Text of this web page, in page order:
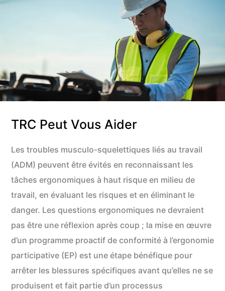
TRC Peut Vous Aider
Les troubles musculo-squelettiques liés au travail
(ADM) peuvent être évités en reconnaissant les
tâches ergonomiques à haut risque en milieu de
travail, en évaluant les risques et en éliminant le
danger. Les questions ergonomiques ne devraient
pas être une réflexion après coup ; la mise en œuvre
d’un programme proactif de conformité à l’ergonomie
participative (EP) est une étape bénéfique pour
arrêter les blessures spécifiques avant qu’elles ne se
produisent et fait partie d’un processus